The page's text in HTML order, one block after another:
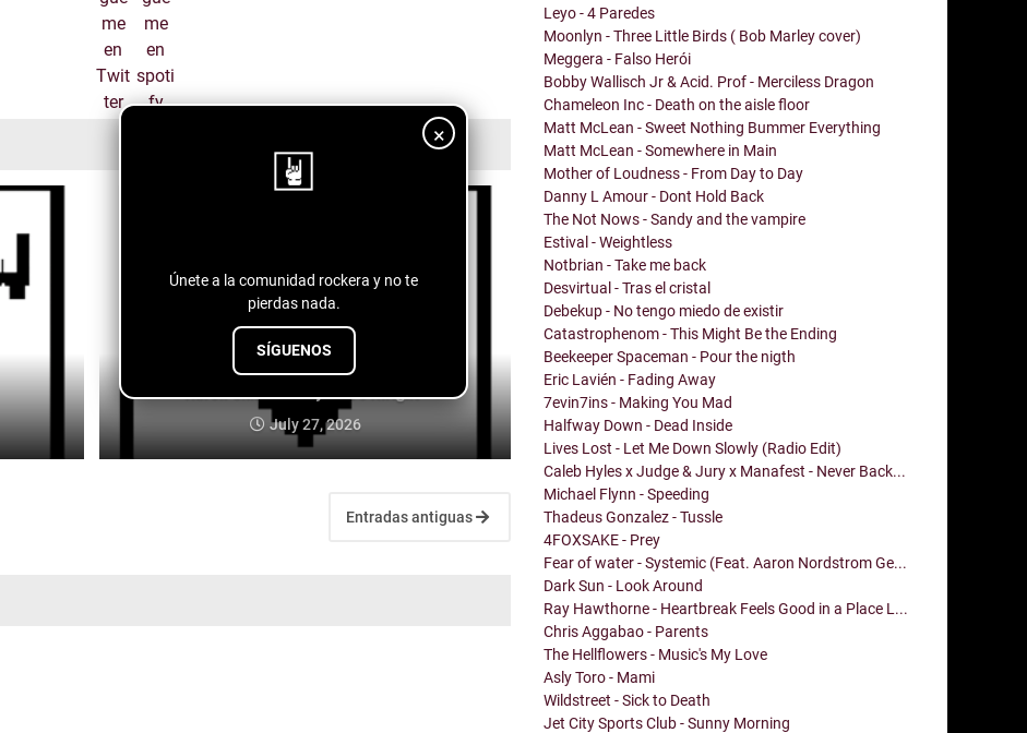
×
Únete a la comunidad rockera y no te
pierdas nada.
SÍGUENOS
Aaron Skiles - "Maybe It's Alright"
July 27, 2026
Entradas antiguas
Leyo - 4 Paredes
Moonlyn - Three Little Birds ( Bob Marley cover)
Meggera - Falso Herói
Bobby Wallisch Jr & Acid. Prof - Merciless Dragon
Chameleon Inc - Death on the aisle floor
Matt McLean - Sweet Nothing Bummer Everything
Matt McLean - Somewhere in Main
Mother of Loudness - From Day to Day
Danny L Amour - Dont Hold Back
The Not Nows - Sandy and the vampire
Estival - Weightless
Notbrian - Take me back
Desvirtual - Tras el cristal
Debekup - No tengo miedo de existir
Catastrophenom - This Might Be the Ending
Beekeeper Spaceman - Pour the nigth
Eric Lavién - Fading Away
7evin7ins - Making You Mad
Halfway Down - Dead Inside
Lives Lost - Let Me Down Slowly (Radio Edit)
Caleb Hyles x Judge & Jury x Manafest - Never Back...
Michael Flynn - Speeding
Thadeus Gonzalez - Tussle
4FOXSAKE - Prey
Fear of water - Systemic (Feat. Aaron Nordstrom Ge...
Dark Sun - Look Around
Ray Hawthorne - Heartbreak Feels Good in a Place L...
Chris Aggabao - Parents
The Hellflowers - Music's My Love
Asly Toro - Mami
Wildstreet - Sick to Death
Jet City Sports Club - Sunny Morning